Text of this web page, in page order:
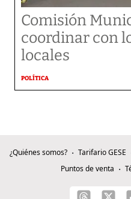
Comisión
coordinar con
locales
POLÍTICA
¿Quiénes somos? Tarifario GESE
Puntos de venta